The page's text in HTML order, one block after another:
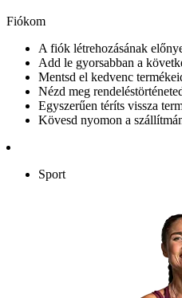
Fiókom
A fiók létrehozásának
Add le gyorsabban a
Mentsd el kedvenc
Nézd meg
Egyszerűen téríts vissza
Kövesd nyomon a
Sport